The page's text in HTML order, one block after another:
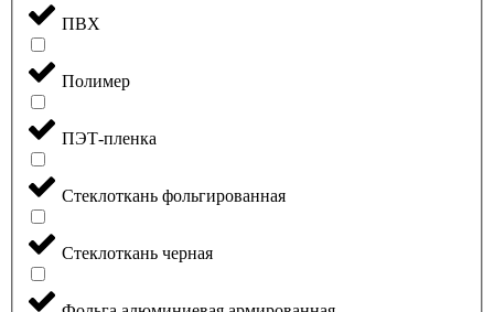
ПВХ
Полимер
ПЭТ-пленка
Стеклоткань фольгированная
Стеклоткань черная